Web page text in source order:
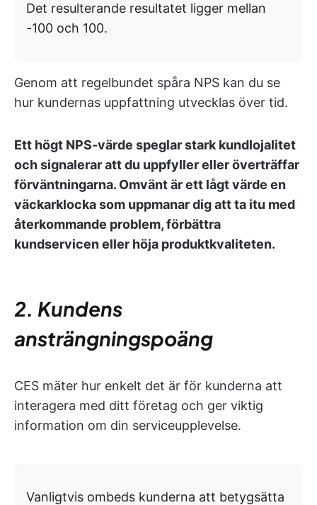
Det resulterande resultatet ligger mellan
-100 och 100.
Genom att regelbundet spåra NPS kan du se
hur kundernas uppfattning utvecklas över tid.
Ett högt NPS-värde speglar stark kundlojalitet
och signalerar att du uppfyller eller överträffar
förväntningarna. Omvänt är ett lågt värde en
väckarklocka som uppmanar dig att ta itu med
återkommande problem, förbättra
kundservicen eller höja produktkvaliteten.
2. Kundens
ansträngningspoäng
CES mäter hur enkelt det är för kunderna att
interagera med ditt företag och ger viktig
information om din serviceupplevelse.
Vanligtvis ombeds kunderna att betygsätta